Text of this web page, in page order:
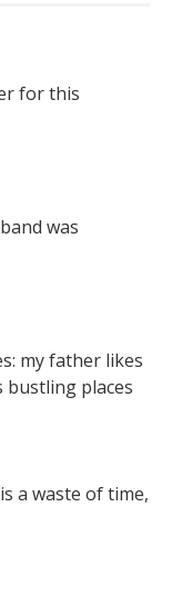
for this
was
my father likes
bustling places
a waste of time,